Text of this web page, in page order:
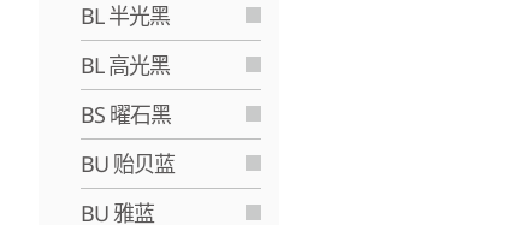
BL 半光黑
BL 高光黑
BS 曜石黑
BU 贻贝蓝
BU 雅蓝